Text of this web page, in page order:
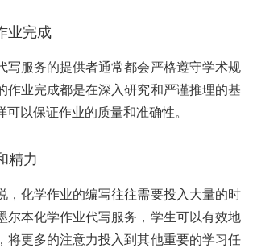
业完成
写服务的提供者通常都会严格遵守学术规
作业完成都是在深入研究和严谨推理的基
以保证作业的质量和准确性。
精力
，化学作业的编写往往需要投入大量的时
尔本化学作业代写服务，学生可以有效地
将更多的注意力投入到其他重要的学习任